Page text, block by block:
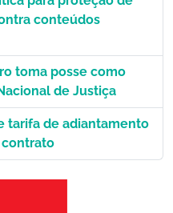
conteúdos
toma posse como
de Justiça
tarifa de adiantamento